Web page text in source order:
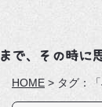
で、その時に
HOME > タグ：